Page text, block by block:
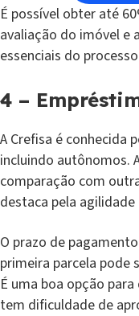
É possível obter até
avaliação do imóvel e
essenciais do
4 –
A Crefisa é conhecida
incluindo autônomos.
comparação com
destaca pela
O prazo de
primeira parcela pode
É uma boa opção
tem dificuldade de